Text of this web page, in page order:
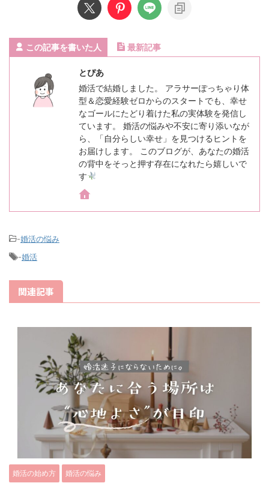
この記事を書いた人 最新記事
とぴあ
婚活で結婚しました。 アラサーぽっちゃり体
型＆恋愛経験ゼロからのスタートでも、幸せ
なゴールにたどり着けた私の実体験を発信し
ています。 婚活の悩みや不安に寄り添いなが
ら、「自分らしい幸せ」を見つけるヒントを
お届けします。 このブログが、あなたの婚活
の背中をそっと押す存在になれたら嬉しいで
す
-婚活の悩み
-婚活
関連記事
婚活の始め方 婚活の悩み